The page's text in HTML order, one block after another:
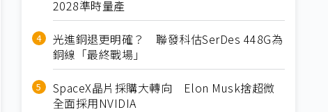
2028準時量產
光進銅退更明確？ 聯發科估SerDes 448G為
銅線「最終戰場」
SpaceX晶片採購大轉向 Elon Musk捨超微
全面採用NVIDIA